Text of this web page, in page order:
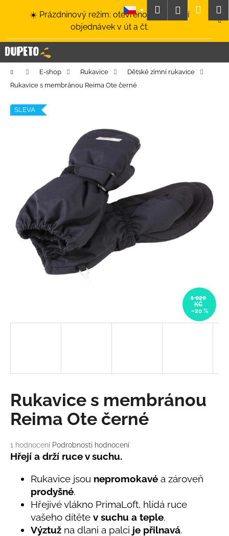
☀️ Prázdninový režim: otevřeno a odesílání
objednávek v út a čt.
HledatPřihlášení
Domů E-shop Rukavice
Dětské zimní rukavice
Rukavice s membránou Reima Ote černé
Průměrné
hodnocení
produktu
hvězdiček.
1 hodnocení Podrobnosti hodnocení
Rukavice s membránou
Reima Ote černé
Hřejí a drží ruce v suchu.
Rukavice jsou nepromokavé a zároveň
prodyšné.
Hřejivé vlákno PrimaLoft, hlídá ruce
vašeho dítěte v suchu a teple.
Výztuž na dlani a palci je přilnavá.
SLEVA
1 020
KČ
–20 %
í
k C
o
p
t
e
n
D
o
p
o
u
č